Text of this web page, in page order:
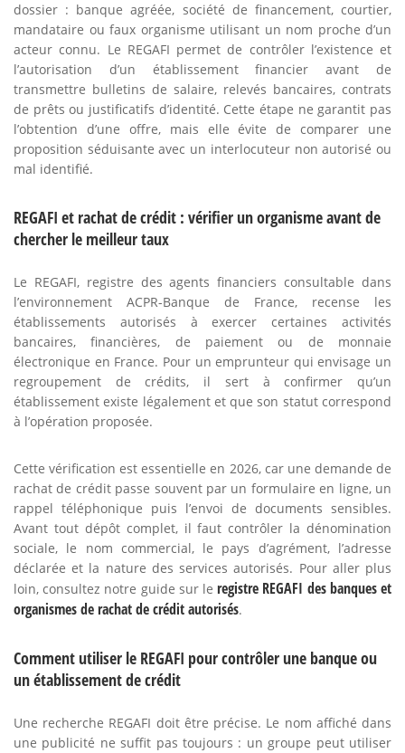
dossier : banque agréée, société de financement, courtier,
mandataire ou faux organisme utilisant un nom proche d’un
acteur connu. Le REGAFI permet de contrôler l’existence et
l’autorisation d’un établissement financier avant de
transmettre bulletins de salaire, relevés bancaires, contrats
de prêts ou justificatifs d’identité. Cette étape ne garantit pas
l’obtention d’une offre, mais elle évite de comparer une
proposition séduisante avec un interlocuteur non autorisé ou
mal identifié.
REGAFI et rachat de crédit : vérifier un organisme avant de
chercher le meilleur taux
Le REGAFI, registre des agents financiers consultable dans
l’environnement ACPR-Banque de France, recense les
établissements autorisés à exercer certaines activités
bancaires, financières, de paiement ou de monnaie
électronique en France. Pour un emprunteur qui envisage un
regroupement de crédits, il sert à confirmer qu’un
établissement existe légalement et que son statut correspond
à l’opération proposée.
Cette vérification est essentielle en 2026, car une demande de
rachat de crédit passe souvent par un formulaire en ligne, un
rappel téléphonique puis l’envoi de documents sensibles.
Avant tout dépôt complet, il faut contrôler la dénomination
sociale, le nom commercial, le pays d’agrément, l’adresse
déclarée et la nature des services autorisés. Pour aller plus
loin, consultez notre guide sur le registre REGAFI des banques et
organismes de rachat de crédit autorisés.
Comment utiliser le REGAFI pour contrôler une banque ou
un établissement de crédit
Une recherche REGAFI doit être précise. Le nom affiché dans
une publicité ne suffit pas toujours : un groupe peut utiliser